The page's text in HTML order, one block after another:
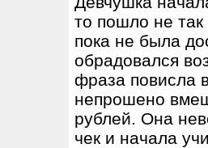
то пошло не так
пока не была
обрадовался
фраза повисла
непрошено
рублей. Она
чек и начала